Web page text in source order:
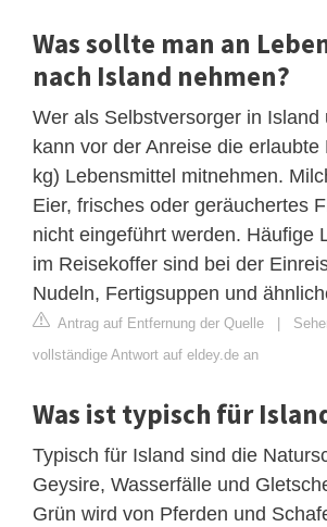
Was sollte man an
nach Island nehmen?
Wer als Selbstversorger in Island
kann vor der Anreise die erlaubte
kg) Lebensmittel mitnehmen.
Eier, frisches oder geräuchertes
nicht eingeführt werden. Häufige
im Reisekoffer sind bei der
Nudeln, Fertigsuppen und
Antrag auf Entfernung der Quelle
vollständige Antwort auf eldey.de an
Was ist typisch für
Typisch für Island sind die
Geysire, Wasserfälle und
Grün wird von Pferden und